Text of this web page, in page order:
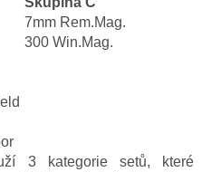
7mm Rem.Mag.
300 Win.Mag.
3 kategorie setů, které